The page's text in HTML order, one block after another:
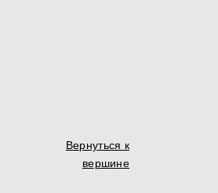
Вернуться к
вершине